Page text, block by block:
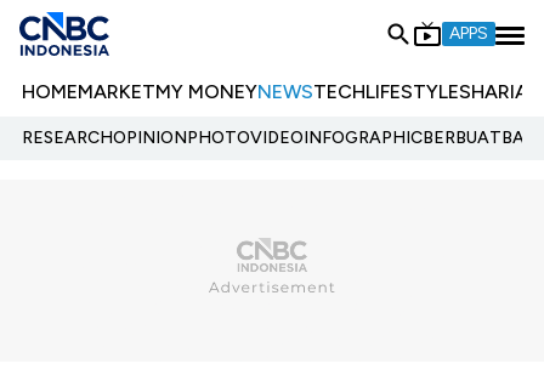
APPS
HOMEMARKETMY MONEYNEWSTECHLIFESTYLESHARIA
RESEARCHOPINIONPHOTOVIDEOINFOGRAPHIC